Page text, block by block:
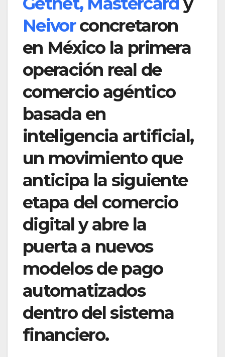
Neivorconcretaron
en México la primera
operación real de
comercio agéntico
basada en
inteligencia artificial,
un movimiento que
anticipa la siguiente
etapa del comercio
digital y abre la
puerta a nuevos
modelos de pago
automatizados
dentro del sistema
financiero.